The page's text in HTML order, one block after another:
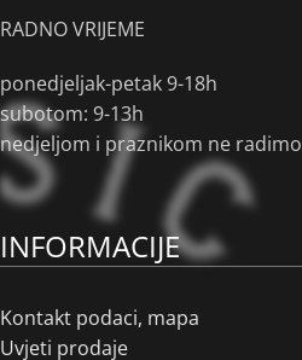
RADNO VRIJEME
ponedjeljak-petak 9-18h
subotom: 9-13h
nedjeljom i praznikom ne radimo
INFORMACIJE
Kontakt podaci, mapa
Uvjeti prodaje